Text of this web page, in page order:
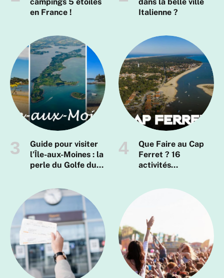
en France !
Italienne ?
Guide pour visiter
l’Île-aux-Moines : la
perle du Golfe du
Que Faire au Cap
Ferret ? 16
activités
mémorable